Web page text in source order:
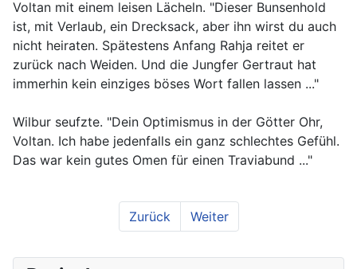
Voltan mit einem leisen Lächeln. "Dieser Bunsenhold
ist, mit Verlaub, ein Drecksack, aber ihn wirst du auch
nicht heiraten. Spätestens Anfang Rahja reitet er
zurück nach Weiden. Und die Jungfer Gertraut hat
immerhin kein einziges böses Wort fallen lassen ..."
Wilbur seufzte. "Dein Optimismus in der Götter Ohr,
Voltan. Ich habe jedenfalls ein ganz schlechtes Gefühl.
Das war kein gutes Omen für einen Traviabund ..."
Zurück Weiter